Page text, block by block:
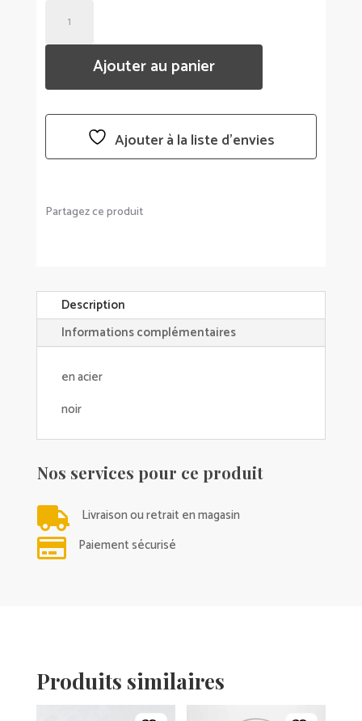
PORTE
MULTIVUES
MURAL
NOIR
Ajouter au panier
Ajouter à la liste d’envies
Partagez ce produit
Description
Informations complémentaires
en acier
noir
Nos services pour ce produit
 Livraison ou retrait en magasin
 Paiement sécurisé
Produits similaires